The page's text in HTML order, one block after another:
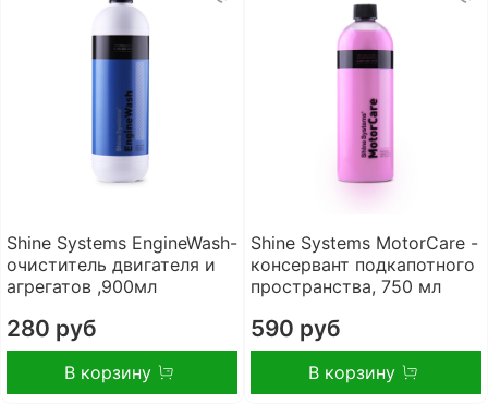
Shine Systems EngineWash-
очиститель двигателя и
агрегатов ,900мл
280 руб
В корзину
Shine Systems MotorCare -
консервант подкапотного
пространства, 750 мл
590 руб
В корзину